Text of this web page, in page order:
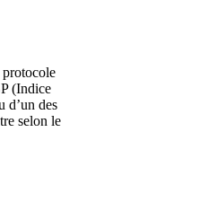
protocole
(Indice
d’un des
selon le